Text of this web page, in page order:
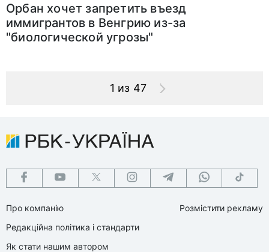
Орбан хочет запретить въезд
иммигрантов в Венгрию из-за
"биологической угрозы"
1 из 47
Про компанію
Редакційна політика і стандарти
Як стати нашим автором
Розмістити рекламу